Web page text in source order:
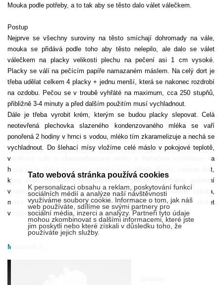
Mouka podle potřeby, a to tak aby se těsto dalo válet válečkem.
Postup
Nejprve se všechny suroviny na těsto smíchají dohromady na vále,
mouka se přidává podle toho aby těsto nelepilo, ale dalo se válet
válečkem na placky velikosti plechu na pečení asi 1 cm vysoké.
Placky se válí na pečícím papíře namazaném máslem. Na celý dort je
třeba udělat celkem 4 placky + jednu menší, která se nakonec rozdrobí
na ozdobu. Pečou se v troubě vyhřáté na maximum, cca 250 stupňů,
přibližně 3-4 minuty a před dalším použitím musí vychladnout.
Dále je třeba vyrobit krém, kterým se budou placky slepovat. Celá
neotevřená plechovka slazeného kondenzovaného mléka se vaří
ponořená 2 hodiny v hrnci s vodou, mléko tím zkaramelizuje a nechá se
vychladnout. Do šlehací mísy vložíme celé máslo v pokojové teplotě,
vanilkový cukr a zkaramelizované mléko a šlehačem vyšleháme na
hustý krém. Krém postupně mažeme na vychladlé placky, vznikne dort,
který bude mít 4 vrstvy střídajících se placek s krémem, poslední
vrstvu tvoří krém, na který se sype rozdrobená pátá menší placka,
může se míchat s mletými ořechy. Dort se nechá den uležet
v chladničce.
Medovník II.
Tato webová stránka používá cookies
K personalizaci obsahu a reklam, poskytování funkcí
sociálních médií a analýze naší návštěvnosti
využíváme soubory cookie. Informace o tom, jak náš
web používáte, sdílíme se svými partnery pro
sociální média, inzerci a analýzy. Partneři tyto údaje
mohou zkombinovat s dalšími informacemi, které jste
jim poskytli nebo které získali v důsledku toho, že
používáte jejich služby.